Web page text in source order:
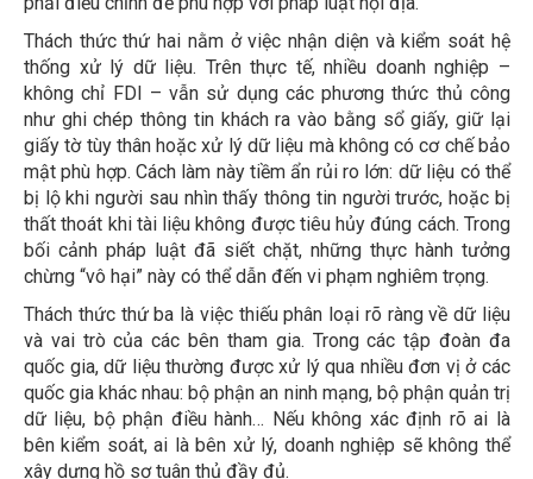
Thách thức thứ hai nằm ở việc nhận diện và kiểm soát hệ
thống xử lý dữ liệu. Trên thực tế, nhiều doanh nghiệp –
không chỉ FDI – vẫn sử dụng các phương thức thủ công
như ghi chép thông tin khách ra vào bằng sổ giấy, giữ lại
giấy tờ tùy thân hoặc xử lý dữ liệu mà không có cơ chế bảo
mật phù hợp. Cách làm này tiềm ẩn rủi ro lớn: dữ liệu có thể
bị lộ khi người sau nhìn thấy thông tin người trước, hoặc bị
thất thoát khi tài liệu không được tiêu hủy đúng cách. Trong
bối cảnh pháp luật đã siết chặt, những thực hành tưởng
chừng “vô hại” này có thể dẫn đến vi phạm nghiêm trọng.
Thách thức thứ ba là việc thiếu phân loại rõ ràng về dữ liệu
và vai trò của các bên tham gia. Trong các tập đoàn đa
quốc gia, dữ liệu thường được xử lý qua nhiều đơn vị ở các
quốc gia khác nhau: bộ phận an ninh mạng, bộ phận quản trị
dữ liệu, bộ phận điều hành… Nếu không xác định rõ ai là
bên kiểm soát, ai là bên xử lý, doanh nghiệp sẽ không thể
xây dựng hồ sơ tuân thủ đầy đủ.